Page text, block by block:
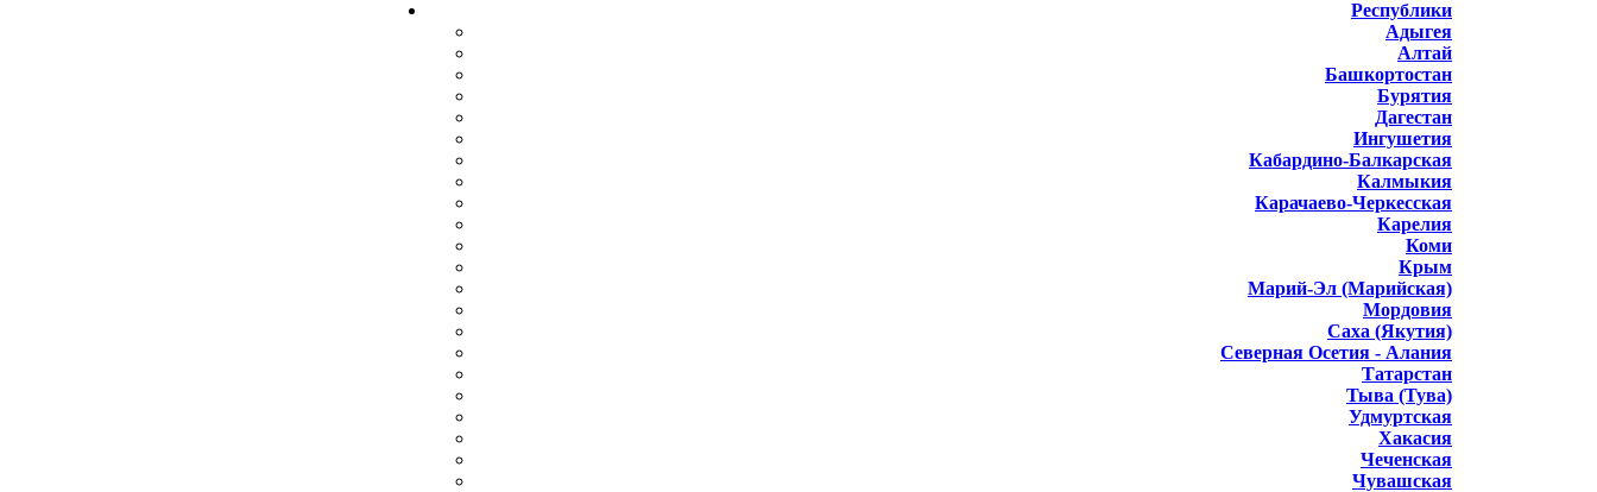
Республики
Адыгея
Алтай
Башкортостан
Бурятия
Дагестан
Ингушетия
Кабардино-Балкарская
Калмыкия
Карачаево-Черкесская
Карелия
Коми
Крым
Марий-Эл (Марийская)
Мордовия
Саха (Якутия)
Северная Осетия - Алания
Татарстан
Тыва (Тува)
Удмуртская
Хакасия
Чеченская
Чувашская